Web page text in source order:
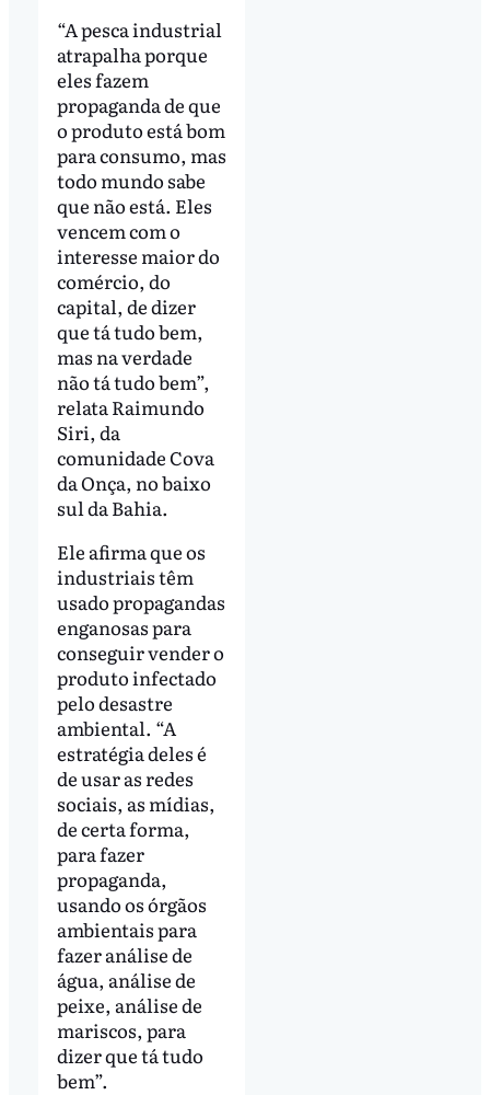
“A pesca industrial
atrapalha porque
eles fazem
propaganda de que
o produto está bom
para consumo, mas
todo mundo sabe
que não está. Eles
vencem com o
interesse maior do
comércio, do
capital, de dizer
que tá tudo bem,
mas na verdade
não tá tudo bem”,
relata Raimundo
Siri, da
comunidade Cova
da Onça, no baixo
sul da Bahia.
Ele afirma que os
industriais têm
usado propagandas
enganosas para
conseguir vender o
produto infectado
pelo desastre
ambiental. “A
estratégia deles é
de usar as redes
sociais, as mídias,
de certa forma,
para fazer
propaganda,
usando os órgãos
ambientais para
fazer análise de
água, análise de
peixe, análise de
mariscos, para
dizer que tá tudo
bem”.